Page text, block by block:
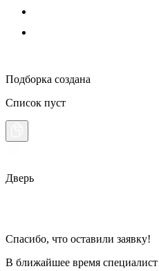
Подборка создана
Список пуст
Дверь
Спасибо, что оставили заявку!
В ближайшее время